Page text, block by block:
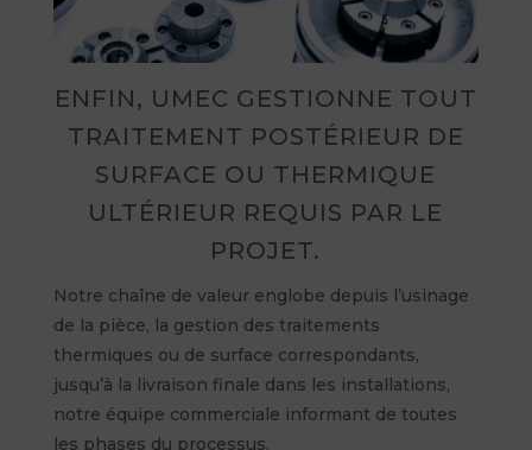
ENFIN, UMEC GESTIONNE TOUT
TRAITEMENT POSTÉRIEUR DE
SURFACE OU THERMIQUE
ULTÉRIEUR REQUIS PAR LE
PROJET.
Notre chaîne de valeur englobe depuis l’usinage
de la pièce, la gestion des traitements
thermiques ou de surface correspondants,
jusqu’à la livraison finale dans les installations,
notre équipe commerciale informant de toutes
les phases du processus.